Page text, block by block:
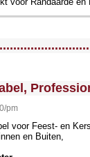
--><!-- MakeFullWidth8 --><!-- MakeFullWidth9 --><!-- MakeFullWidth10 --><!-- MakeFullWidth11 --><!-- MakeFullWidth12 --><!-- MakeFullWidth13 --><!-- MakeFullWidth14 --><!-- MakeFullWidth15 --><!-- MakeFullWidth16 --><!-- MakeFullWidth17 --><!-- MakeFullWidth18 --><!-- MakeFullWidth19 -->
pm
voor Feest- en
en Buiten,